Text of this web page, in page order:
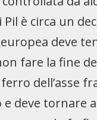
Pil è circa un
deve
fare la fine
dell’asse
deve tornare